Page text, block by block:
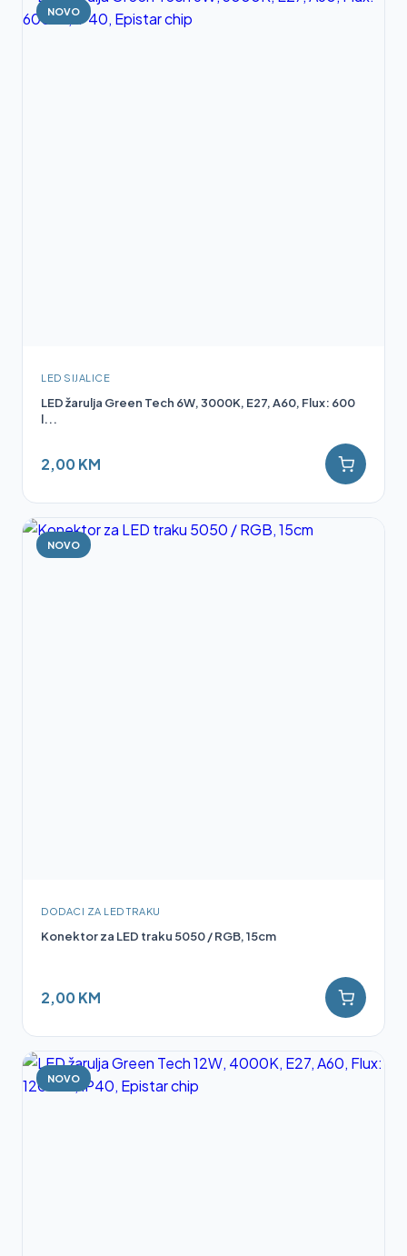
NOVO
LED SIJALICE
LED žarulja Green Tech 6W, 3000K, E27, A60, Flux: 600
l...
2,00 KM
NOVO
DODACI ZA LED TRAKU
Konektor za LED traku 5050 / RGB, 15cm
2,00 KM
NOVO